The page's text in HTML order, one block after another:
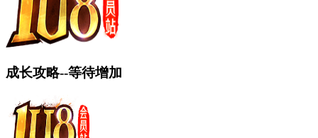
成长攻略--等待增加